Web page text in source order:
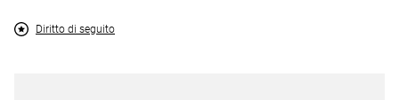
Diritto di seguito